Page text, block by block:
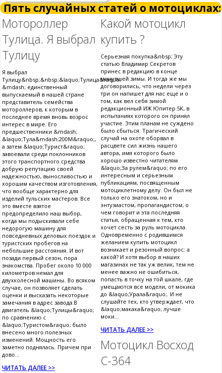
Пять случайных статей о мотоциклах:
Мотороллер
Тулица. Я выбрал
Тулицу
Я выбрал
Тулицу&nbsp;&nbsp;&laquo;Тулица&raquo;
&mdash; единственный
выпускаемый в нашей стране
представитель семейства
мотороллеров, к которым в
последнее время вновь возрос
интерес в мире. Его
предшественники &mdash;
&laquo;Тула&mdash;200М&raquo;,
а затем &laquo;Турист&raquo;
завоевали среди поклонников
этого транспортного средства
добрую репутацию своей
надежностью, выносливостью и
хорошим качеством изготовления,
что вообще характерно для
изделий тульских мастеров. Все
это вместе взятое
предопределило наш выбор,
когда мы подыскивали себе
недорогую машину для
повседневных деловых поездок и
туристских пробегов на
небольшие расстояния. И вот
позади первый сезон, пора
знакомства. Пробег около 10 000
километров немал для
двухколесной машины. Во всяком
случае, он позволяет сделать
оценки и высказать некоторые
замечания в адрес завода.В
двигатель &laquo;Тулицы&raquo;
по сравнению с
&laquo;Туристом&raquo; было
внесено много полезных
изменений. Мощность его
заметно поднялась. Причем при
дово...
ЧИТАТЬ ДАЛЕЕ >>
Какой мотоцикл
купить ?
Серьезная покупка&nbsp; Эту
статью Владимир Секретов
принес в редакцию в конце
минувшей зимы. И тогда же мы
договорились, что недели через
три он напишет для нас еще и о
том, как вел себя зимой
редакционный ИЖ Юпитер 5К, в
испытаниях которого он принял
участие. Этим планам не суждено
было сбыться. Трагический
случай на охоте оборвал в
расцвете сил жизнь нашего
автора, имя которого было
хорошо известно читателям
&laquo;За рулем&raquo; по его
интересным и серьезным
публикациям, посвященным
мотоциклетному делу. Он был не
только его знатоком, но и
энтузиастом, пропагандистом, о
чем говорит и эта последняя
статья, обращенная к тем, кто
хочет сесть за руль мотоцикла.
Одновременно с родившимся
желанием купить мотоцикл
возникает и резонный вопрос: а
какой? И хотя выбор в наших
магазинах не так уж велик, тем не
менее важно не ошибиться,
попасть в точку на той шкале, где
умещаются все модели, от мокика
до &laquo;Урала&raquo;. И не
слушайте тех, кто утверждает, что
&laquo;макака&raquo; лучше
моки...
ЧИТАТЬ ДАЛЕЕ >>
Мотоцикл Восход
С-364